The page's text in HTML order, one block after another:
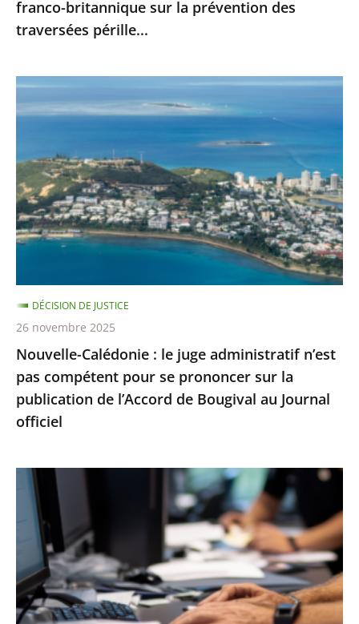
franco-
britannique
la
prévention
des
pérille...
franco-britannique sur la prévention des
traversées pérille...
Nouvelle-
Calédonie
juge
administratif
n’est
pas
pour
se
prononcer
sur
la
publication
de
de
Bougival
Journal
officiel
Nouvelle-Calédonie : le juge administratif n’est
pas compétent pour se prononcer sur la
publication de l’Accord de Bougival au Journal
officiel
DÉCISION DE JUSTICE
26 novembre 2025
Conseil
d’État
rejette
un
recours
contre